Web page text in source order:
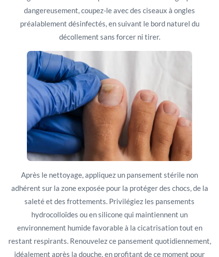
dangereusement, coupez-le avec des ciseaux à ongles
préalablement désinfectés, en suivant le bord naturel du
décollement sans forcer ni tirer.
Après le nettoyage, appliquez un pansement stérile non
adhérent sur la zone exposée pour la protéger des chocs, de la
saleté et des frottements. Privilégiez les pansements
hydrocolloïdes ou en silicone qui maintiennent un
environnement humide favorable à la cicatrisation tout en
restant respirants. Renouvelez ce pansement quotidiennement,
idéalement après la douche, en profitant de ce moment pour